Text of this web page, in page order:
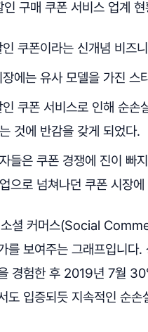
인 구매 쿠폰 서비스 업계
인 쿠폰이라는 신개념 비즈
장에는 유사 모델을 가진 스
인 쿠폰 서비스로 인해 순손
것에 반감을 갖게 되었다.
들은 쿠폰 경쟁에 진이 빠
으로 넘쳐나던 쿠폰 시장
셜 커머스(Social
를 보여주는 그래프입니
경험한 후 2019년 7월
도 입증되듯 지속적인 순